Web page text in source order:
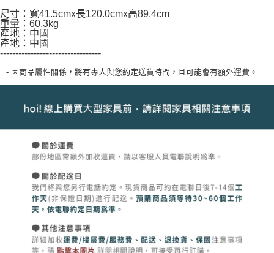
尺寸：寬41.5cmx長120.0cmx高89.4cm
重量：60.3kg
產地：中國
產地：中國
---------------------------------
- 因商品屬性關係，將有專人與您約定送貨時間，且可能會有額外運費。